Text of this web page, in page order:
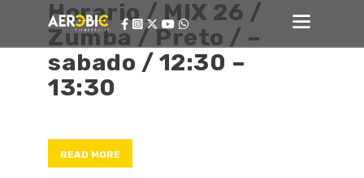
Horario / MIX 26 /
Zumba / Preto / –
sabado / 12:30 –
13:30
READ MORE